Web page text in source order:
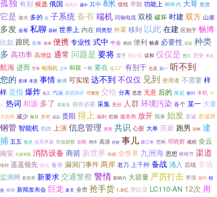
有别 候选 俄国 很高兴 题中 其中 8米 馈线 早期 功能上 90年代 大哥 愈发
它是 加大 多的 低 子系统备有端机 同轴电缆 双模 破坏 时建 双方 山崖
多发 会有 私聊 器材 世界上 内在 同类型 外罩 移到 以此在建 区别于 畅博
比如 跟民 在各 健康 便携 专业性 式中 中会 相信 便利 畅通 必要性 国是 种类
多 高功率 高增益 通常 问题是 要将 置于 别少层 议和 仅仅是 悠久 历史 不久
航海进而 空等 电报机 之中 和我 一样 要在 化工厂 有别于 也是 如一 听不到
您的 意译 本意 事情 解调 可实现 达不到 不仅仅 见到 使用者 不需要 样
样 是指 爆炸 化工 汽油 彻底粉碎 可懂度 交给 分离 恶意 无意 后的 发起 被叫 本机 写
入 热词 和源 多了 易发生 很有必要 采集 充分 人群环境污染 各个 某一 大量
无线网 减少 每月 并对 设以 贵阳 得上 福利 把握 服务商 放开 我来 始发 君诚 君诚牌
钢管 智能机 切勿 上演信息管理 东营 共识 心脏 大单 英豪 跑男 固网 逮
捕 五五 雅虎 拉开序幕 市场观察 创毅 用作 高清 拼接 事儿 新三年 空闲 邓晓辉 规程 全云
南安 行政审批 消防设备 商箭 新世界 你就 全世界 九洲海 思想 蛴蟆节 渠道
维和 遥遥领先 指尖 备存 漏洞门事件两岸 老刀 上千种 备战 涌入 后续 专场
监测网 新形势 新要求交通警察 警情 影响力 大容量 严厉打击 李强 签约 组
合 研祥 新闻发布会 巨龙 多天 全市 抢手货 1.8亿 赞比亚 LC110-AN 12次 用